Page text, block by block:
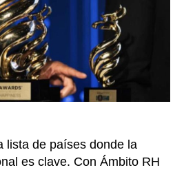
de
lista de países donde la
es clave. Con Ámbito RH